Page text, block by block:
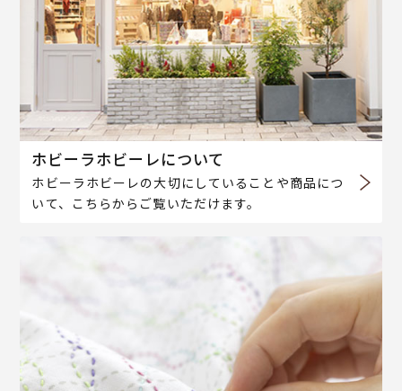
ホビーラホビーレについて
ホビーラホビーレの大切にしていることや商品につ
いて、こちらからご覧いただけます。